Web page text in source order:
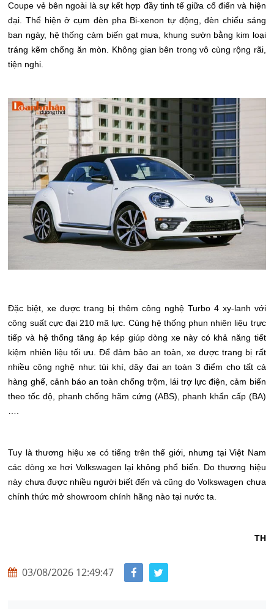
Coupe vẻ bên ngoài là sự kết hợp đầy tinh tế giữa cổ điển và hiện
đại. Thể hiện ở cụm đèn pha Bi-xenon tự động, đèn chiếu sáng
ban ngày, hệ thống cảm biến gạt mưa, khung sườn bằng kim loại
tráng kẽm chống ăn mòn. Không gian bên trong vô cùng rộng rãi,
tiện nghi.
Đặc biệt, xe được trang bị thêm công nghệ Turbo 4 xy-lanh với
công suất cực đại 210 mã lực. Cùng hệ thống phun nhiên liệu trực
tiếp và hệ thống tăng áp kép giúp dòng xe này có khả năng tiết
kiệm nhiên liệu tối ưu. Để đảm bảo an toàn, xe được trang bị rất
nhiều công nghệ như: túi khí, dây đai an toàn 3 điểm cho tất cả
hàng ghế, cảnh báo an toàn chống trộm, lái trợ lực điện, cảm biến
theo tốc độ, phanh chống hãm cứng (ABS), phanh khẩn cấp (BA)
Tuy là thương hiệu xe có tiếng trên thế giới, nhưng tại Việt Nam
các dòng xe hơi Volkswagen lại không phổ biến. Do thương hiệu
này chưa được nhiều người biết đến và cũng do Volkswagen chưa
chính thức mở showroom chính hãng nào tại nước ta.
TH
03/08/2026 12:49:47